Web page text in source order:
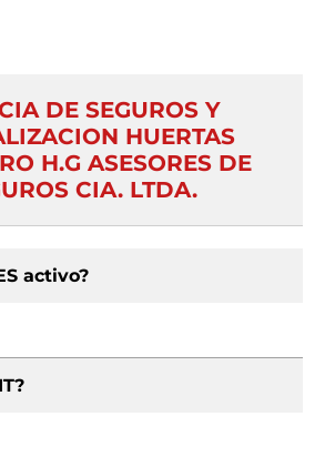
DE SEGUROS Y
HUERTAS
H.G ASESORES DE
CIA. LTDA.
activo?